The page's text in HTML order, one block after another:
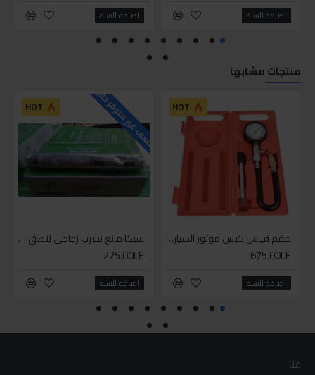
اضافة للسلة اضافة للسلة
منتجات مشابها
HOT
طقم قياس كبس موتور السياره 3 ق
675.00LE
اضافة للسلة
HOT للاسف غير متوفر حاليا
سيكا مانع تسرب زجاجي لاصق اسود 600 مل
225.00LE
اضافة للسلة
عنا